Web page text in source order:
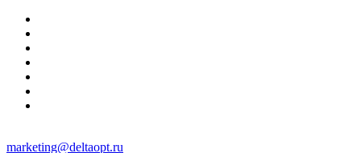
marketing@deltaopt.ru